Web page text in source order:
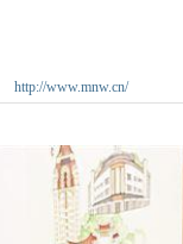
http://www.mnw.cn/